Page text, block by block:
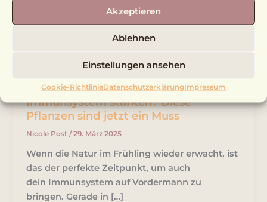
Akzeptieren
Ablehnen
Einstellungen ansehen
Cookie-RichtlinieDatenschutzerklärungImpressum
Immunsystem stärken? Diese
Pflanzen sind jetzt ein Muss
Nicole Post/29. März 2025
Wenn die Natur im Frühling wieder erwacht, ist
das der perfekte Zeitpunkt, um auch
dein Immunsystem auf Vordermann zu
bringen. Gerade in […]